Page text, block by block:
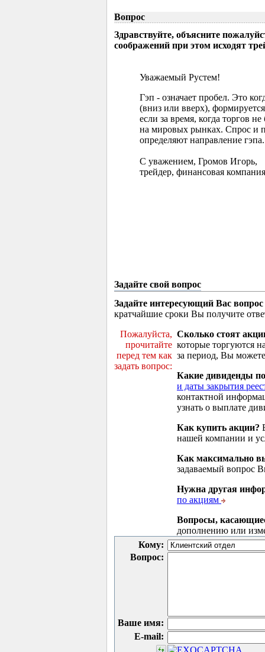
Вопрос
Здравствуйте, объясните
соображений при этом исходят
Уважаемый Рустем!
Гэп - означает пробел. Это
(вниз или вверх),
если за время, когда торгов
на мировых рынках. Спрос и
определяют направление гэпа.
С уважением, Громов Игорь,
трейдер, финансовая
Задайте свой вопрос
Задайте интересующий Вас вопрос
кратчайшие сроки Вы получите
Пожалуйста,
прочитайте
перед тем как
задать вопрос:
Сколько стоят
которые торгуются
за период, Вы
Какие дивиденды
и даты закрытия
контактной
узнать о выплате
Как купить акции?
нашей компании и
Как максимально
задаваемый вопрос
Нужна другая
по акциям
Вопросы,
дополнению или
Кому:
Вопрос:
Ваше имя:
E-mail: